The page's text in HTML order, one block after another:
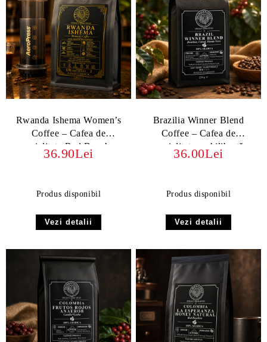
Rwanda Ishema Women’s
Coffee – Cafea de
specialitate Red Bourbon
36.90Lei
Produs disponibil
Vezi detalii
Brazilia Winner Blend
Coffee – Cafea de
specialitate, echilibrată,
cremoasă, cu note dulci și
36.00Lei
Produs disponibil
Vezi detalii